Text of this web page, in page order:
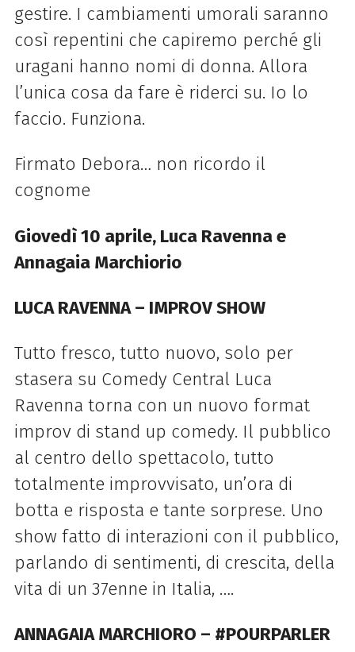
gestire. I cambiamenti umorali saranno
così repentini che capiremo perché gli
uragani hanno nomi di donna. Allora
l’unica cosa da fare è riderci su. Io lo
faccio. Funziona.
Firmato Debora… non ricordo il
cognome
Giovedì 10 aprile, Luca Ravenna e
Annagaia Marchiorio
LUCA RAVENNA – IMPROV SHOW
Tutto fresco, tutto nuovo, solo per
stasera su Comedy Central Luca
Ravenna torna con un nuovo format
improv di stand up comedy. Il pubblico
al centro dello spettacolo, tutto
totalmente improvvisato, un’ora di
botta e risposta e tante sorprese. Uno
show fatto di interazioni con il pubblico,
parlando di sentimenti, di crescita, della
vita di un 37enne in Italia, ….
ANNAGAIA MARCHIORO – #POURPARLER